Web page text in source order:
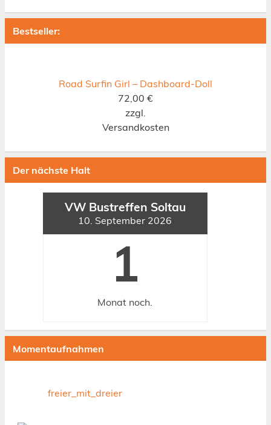
Bestseller:
Road Surfin Girl – Dashboard-Doll
72,00 €
zzgl.
Versandkosten
Der nächste Halt
VW Bustreffen Soltau
10. September 2026
1
Monat noch.
Momentaufnahmen
freier_mit_dreier